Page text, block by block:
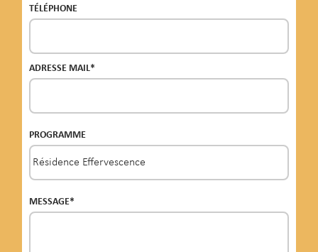
TÉLÉPHONE
ADRESSE MAIL*
PROGRAMME
MESSAGE*